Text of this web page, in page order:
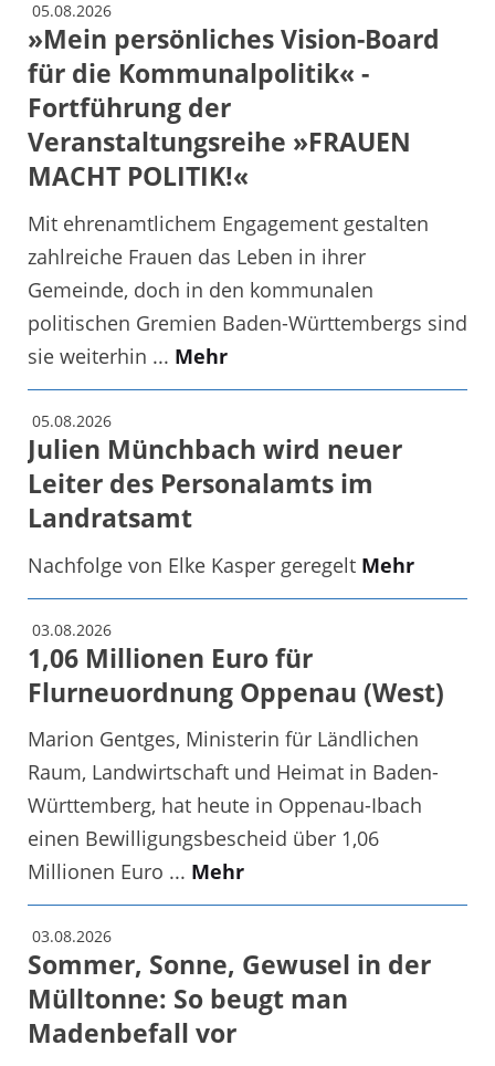
05.08.2026
»Mein persönliches Vision-Board
für die Kommunalpolitik« -
Fortführung der
Veranstaltungsreihe »FRAUEN
MACHT POLITIK!«
Mit ehrenamtlichem Engagement gestalten
zahlreiche Frauen das Leben in ihrer
Gemeinde, doch in den kommunalen
politischen Gremien Baden-Württembergs sind
sie weiterhin ... Mehr
05.08.2026
Julien Münchbach wird neuer
Leiter des Personalamts im
Landratsamt
Nachfolge von Elke Kasper geregelt Mehr
03.08.2026
1,06 Millionen Euro für
Flurneuordnung Oppenau (West)
Marion Gentges, Ministerin für Ländlichen
Raum, Landwirtschaft und Heimat in Baden-
Württemberg, hat heute in Oppenau-Ibach
einen Bewilligungsbescheid über 1,06
Millionen Euro ... Mehr
03.08.2026
Sommer, Sonne, Gewusel in der
Mülltonne: So beugt man
Madenbefall vor